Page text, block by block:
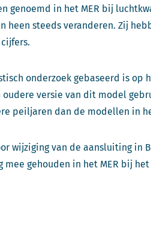
genoemd in het MER bij
heen steeds veranderen. Zij
onderzoek gebaseerd is op
oudere versie van dit model
peiljaren dan de modellen in
wijziging van de aansluiting in
mee gehouden in het MER bij